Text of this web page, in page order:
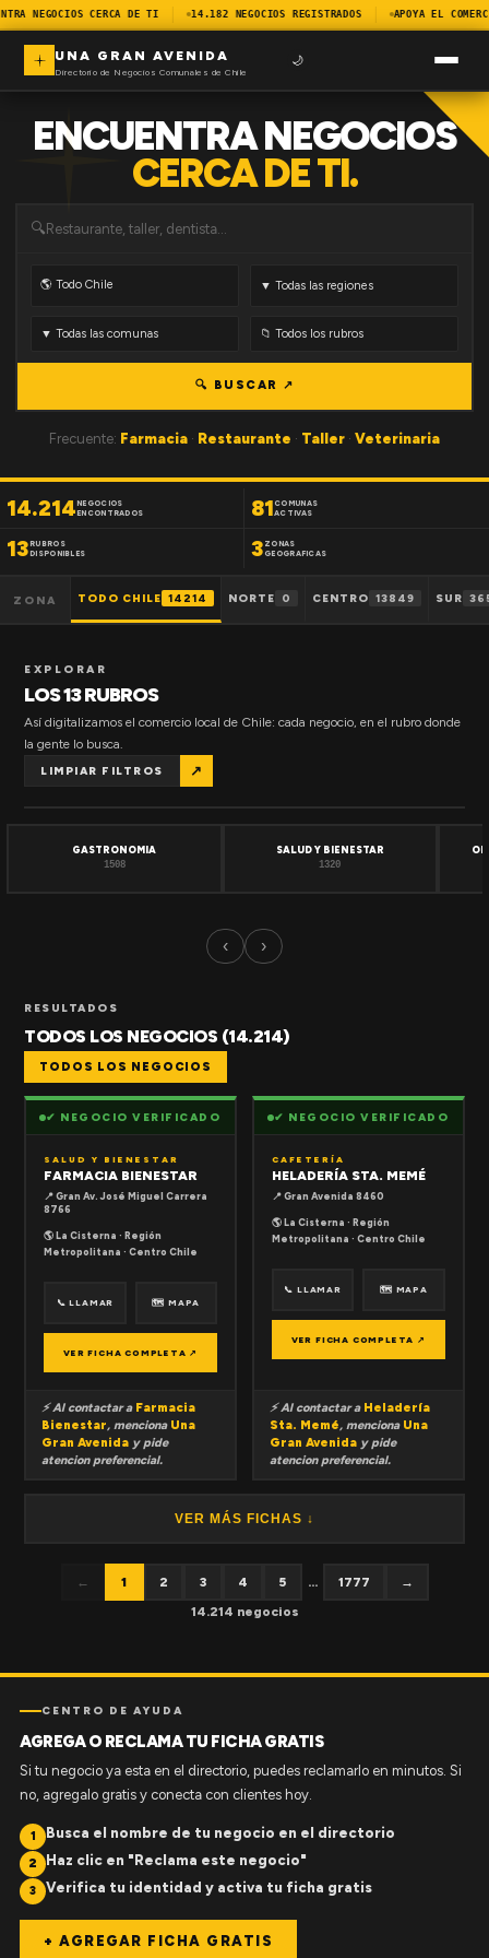
NEGOCIOS CERCA DE TI 14.182 NEGOCIOS REGISTRADOS APOYA EL
UNA GRAN AVENIDA
Directorio de Negocios Comunales de Chile
🌙
ENCUENTRA NEGOCIOS
CERCA DE TI.
🔍
🔍 BUSCAR ↗
Frecuente: Farmacia · Restaurante · Taller · Veterinaria
14.214NEGOCIOS
ENCONTRADOS
81 COMUNAS
ACTIVAS
13RUBROS
DISPONIBLES
3 ZONAS
GEOGRAFICAS
ZONA TODO CHILE 14214 NORTE 0 CENTRO 13849 SUR
EXPLORAR
LOS 13 RUBROS
Así digitalizamos el comercio local de Chile: cada negocio, en el rubro donde
la gente lo busca.
LIMPIAR FILTROS ↗
GASTRONOMIA
1508
SALUD Y BIENESTAR
1320
‹ ›
RESULTADOS
TODOS LOS NEGOCIOS (14.214)
TODOS LOS NEGOCIOS
✔ NEGOCIO VERIFICADO
SALUD Y BIENESTAR
FARMACIA BIENESTAR
📍 Gran Av. José Miguel Carrera
8766
🌎 La Cisterna · Región
Metropolitana · Centro Chile
📞 LLAMAR 🗺 MAPA
VER FICHA COMPLETA ↗
⚡ Al contactar a Farmacia
Bienestar, menciona Una
Gran Avenida y pide
atencion preferencial.
✔ NEGOCIO VERIFICADO
CAFETERÍA
HELADERÍA STA. MEMÉ
📍 Gran Avenida 8460
🌎 La Cisterna · Región
Metropolitana · Centro Chile
📞 LLAMAR 🗺 MAPA
VER FICHA COMPLETA ↗
⚡ Al contactar a Heladería
Sta. Memé, menciona Una
Gran Avenida y pide
atencion preferencial.
VER MÁS FICHAS ↓
← 1 2 3 4 5 ... 1777
→
14.214 negocios
CENTRO DE AYUDA
AGREGA O RECLAMA TU FICHA GRATIS
Si tu negocio ya esta en el directorio, puedes reclamarlo en minutos. Si
no, agregalo gratis y conecta con clientes hoy.
1 Busca el nombre de tu negocio en el directorio
2 Haz clic en "Reclama este negocio"
3 Verifica tu identidad y activa tu ficha gratis
+ AGREGAR FICHA GRATIS